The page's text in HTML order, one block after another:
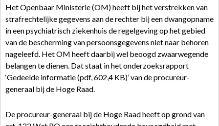
Het Openbaar Ministerie (OM) heeft bij het verstrekken van
strafrechtelijke gegevens aan de rechter bij een dwangopname
in een psychiatrisch ziekenhuis de regelgeving op het gebied
van de bescherming van persoonsgegevens niet naar behoren
nageleefd. Het OM heeft daarbij wel beoogd zwaarwegende
belangen te dienen. Dat staat in het onderzoeksrapport
‘Gedeelde informatie(pdf, 602,4 KB)’ van de procureur-
generaal bij de Hoge Raad.
De procureur-generaal bij de Hoge Raad heeft op grond van